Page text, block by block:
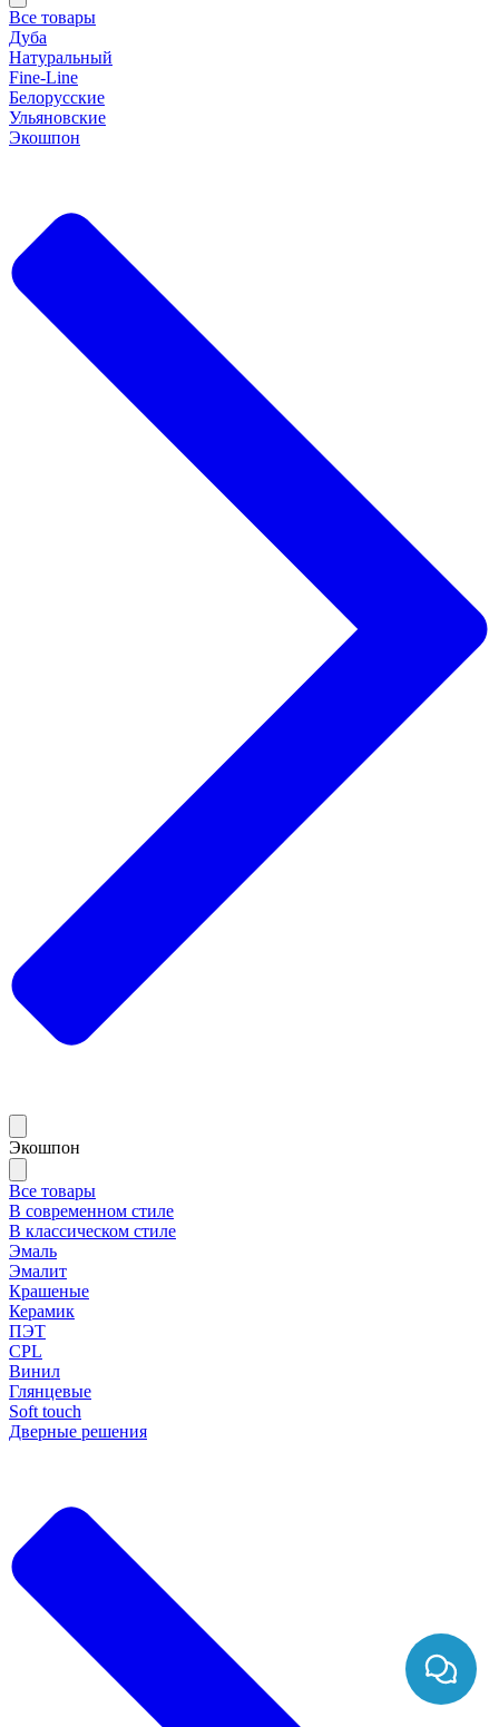
Все товары
Дуба
Натуральный
Fine-Line
Белорусские
Ульяновские
Экошпон
Экошпон
Все товары
В современном стиле
В классическом стиле
Эмаль
Эмалит
Крашеные
Керамик
ПЭТ
CPL
Винил
Глянцевые
Soft touch
Дверные решения